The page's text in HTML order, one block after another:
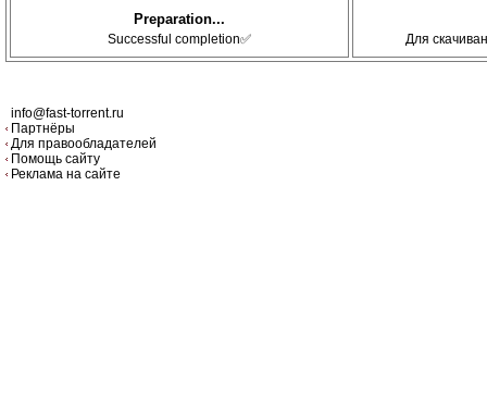
Preparation...
Successful completion✅ Для
info@fast-torrent.ru
Партнёры
Для правообладателей
Помощь сайту
Реклама на сайте